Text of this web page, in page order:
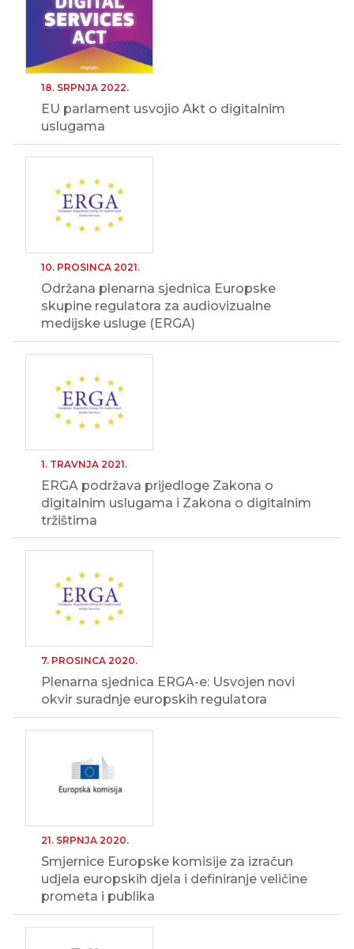
18. SRPNJA 2022.
EU parlament usvojio Akt o digitalnim
uslugama
10. PROSINCA 2021.
Održana plenarna sjednica Europske
skupine regulatora za audiovizualne
medijske usluge (ERGA)
1. TRAVNJA 2021.
ERGA podržava prijedloge Zakona o
digitalnim uslugama i Zakona o digitalnim
tržištima
7. PROSINCA 2020.
Plenarna sjednica ERGA-e: Usvojen novi
okvir suradnje europskih regulatora
21. SRPNJA 2020.
Smjernice Europske komisije za izračun
udjela europskih djela i definiranje veličine
prometa i publika